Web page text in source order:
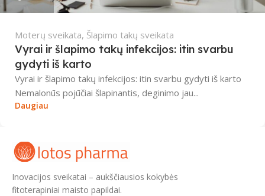
Moterų sveikata, Šlapimo takų sveikata
Vyrai ir šlapimo takų infekcijos: itin svarbu
gydyti iš karto
Vyrai ir šlapimo takų infekcijos: itin svarbu gydyti iš karto
Nemalonūs pojūčiai šlapinantis, deginimo jau...
Daugiau
Inovacijos sveikatai – aukščiausios kokybės
fitoterapiniai maisto papildai.